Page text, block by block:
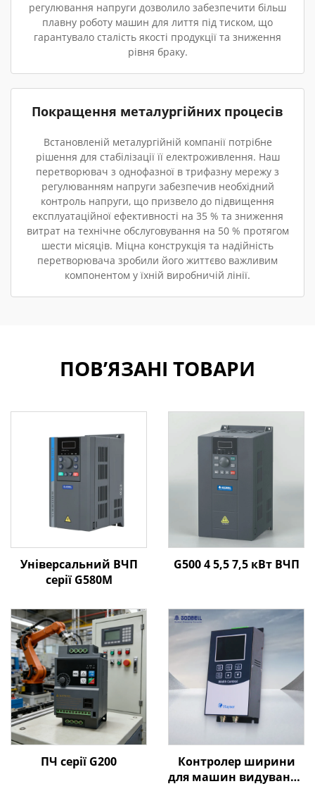
регулювання напруги дозволило забезпечити більш
плавну роботу машин для лиття під тиском, що
гарантувало сталість якості продукції та зниження
рівня браку.
Покращення металургійних процесів
Встановленій металургійній компанії потрібне
рішення для стабілізації її електроживлення. Наш
перетворювач з однофазної в трифазну мережу з
регулюванням напруги забезпечив необхідний
контроль напруги, що призвело до підвищення
експлуатаційної ефективності на 35 % та зниження
витрат на технічне обслуговування на 50 % протягом
шести місяців. Міцна конструкція та надійність
перетворювача зробили його життєво важливим
компонентом у їхній виробничій лінії.
ПОВ’ЯЗАНІ ТОВАРИ
Універсальний ВЧП
серії G580M
G500 4 5,5 7,5 кВт ВЧП
ПЧ серії G200
Контролер ширини
для машин видування